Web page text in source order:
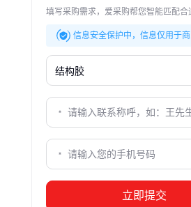
填写采购需求，爱采购帮您智能匹配合
信息安全保护中，信息仅用于
立即提交